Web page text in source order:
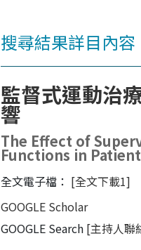
搜尋結果詳目內容
監督式運動治
響
The Effect of
Functions in
全文電子檔： [全文下載1]
GOOGLE Scholar
GOOGLE Search [主持人聯